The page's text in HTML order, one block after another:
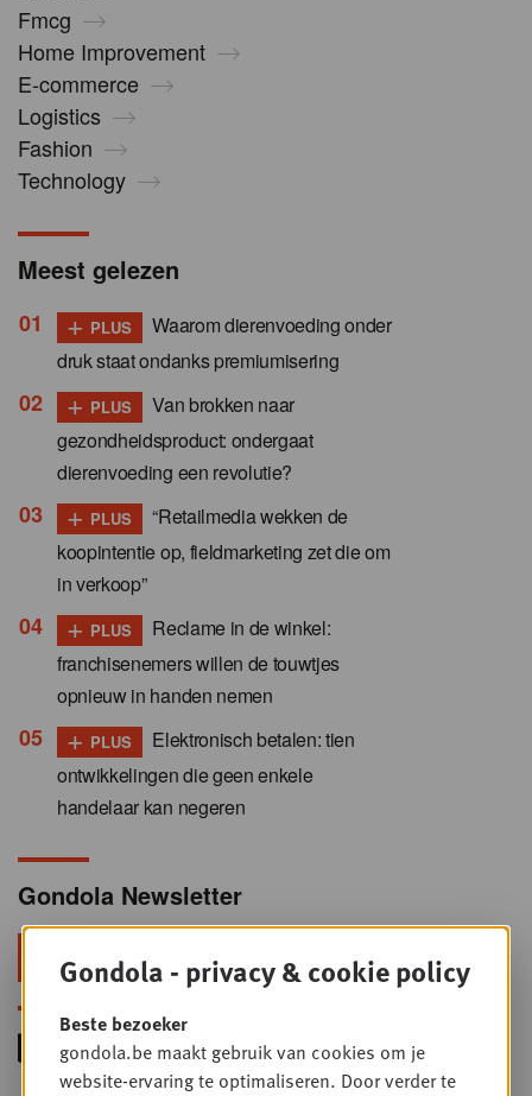
Fmcg
Home Improvement
E-commerce
Logistics
Fashion
Technology
Meest gelezen
+ PLUS
Waarom dierenvoeding onder
druk staat ondanks premiumisering
+ PLUS
Van brokken naar
gezondheidsproduct: ondergaat
dierenvoeding een revolutie?
+ PLUS
“Retailmedia wekken de
koopintentie op, fieldmarketing zet die om
in verkoop”
+ PLUS
Reclame in de winkel:
franchisenemers willen de touwtjes
opnieuw in handen nemen
+ PLUS
Elektronisch betalen: tien
ontwikkelingen die geen enkele
handelaar kan negeren
Gondola Newsletter
Blijf voorop in retail & foodservice!
Gondola - privacy & cookie policy
Beste bezoeker
gondola.be maakt gebruik van cookies om je
website-ervaring te optimaliseren. Door verder te